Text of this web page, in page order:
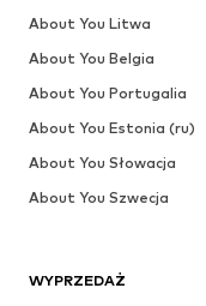
WYPRZEDAŻ
About You Litwa
About You Belgia
About You Portugalia
About You Estonia (ru)
About You Słowacja
About You Szwecja